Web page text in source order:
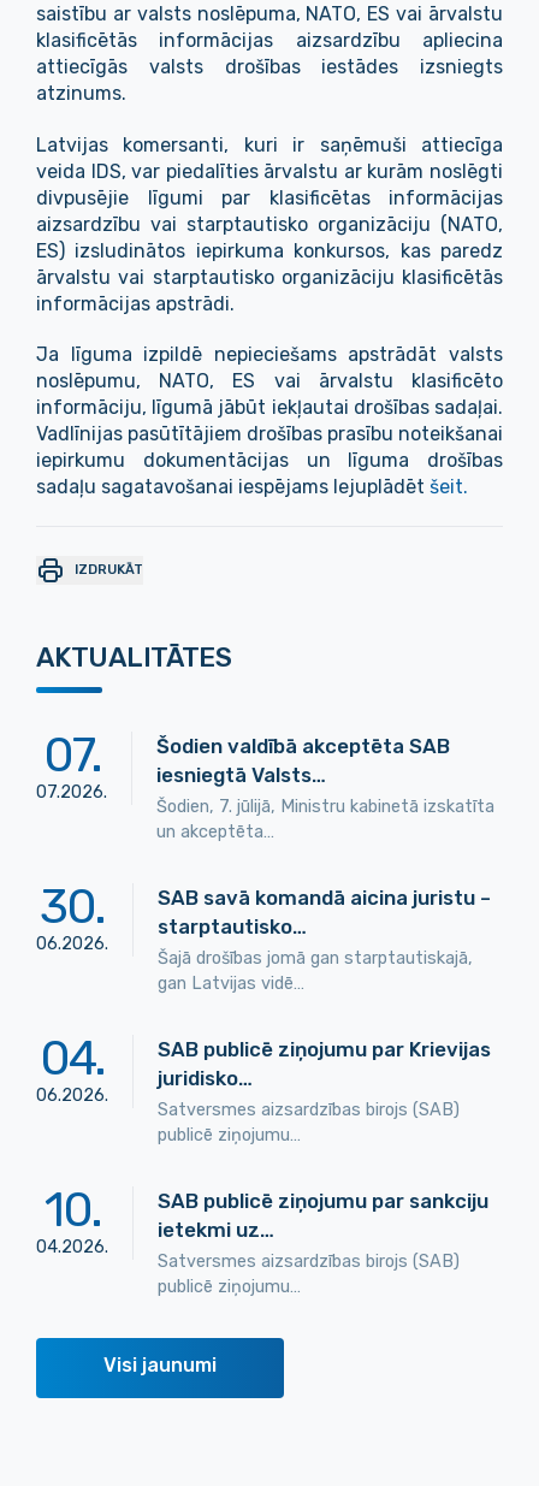
saistību ar valsts noslēpuma, NATO, ES vai ārvalstu
klasificētās informācijas aizsardzību apliecina
attiecīgās valsts drošības iestādes izsniegts
atzinums.
Latvijas komersanti, kuri ir saņēmuši attiecīga
veida IDS, var piedalīties ārvalstu ar kurām noslēgti
divpusējie līgumi par klasificētas informācijas
aizsardzību vai starptautisko organizāciju (NATO,
ES) izsludinātos iepirkuma konkursos, kas paredz
ārvalstu vai starptautisko organizāciju klasificētās
informācijas apstrādi.
Ja līguma izpildē nepieciešams apstrādāt valsts
noslēpumu, NATO, ES vai ārvalstu klasificēto
informāciju, līgumā jābūt iekļautai drošības sadaļai.
Vadlīnijas pasūtītājiem drošības prasību noteikšanai
iepirkumu dokumentācijas un līguma drošības
sadaļu sagatavošanai iespējams lejuplādēt šeit.
IZDRUKĀT
AKTUALITĀTES
07.
07.2026.
Šodien valdībā akceptēta SAB
iesniegtā Valsts…
Šodien, 7. jūlijā, Ministru kabinetā izskatīta
un akceptēta…
30.
06.2026.
SAB savā komandā aicina juristu –
starptautisko…
Šajā drošības jomā gan starptautiskajā,
gan Latvijas vidē…
04.
06.2026.
SAB publicē ziņojumu par Krievijas
juridisko…
Satversmes aizsardzības birojs (SAB)
publicē ziņojumu…
10.
04.2026.
SAB publicē ziņojumu par sankciju
ietekmi uz…
Satversmes aizsardzības birojs (SAB)
publicē ziņojumu…
Visi jaunumi